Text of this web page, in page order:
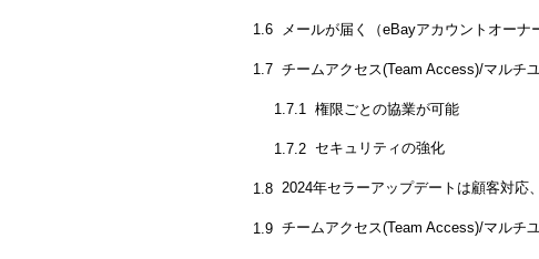
1.6 メールが届く（eBayアカウントオーナ
1.7 チームアクセス(Team Access)/マルチ
1.7.1 権限ごとの協業が可能
1.7.2 セキュリティの強化
1.8 2024年セラーアップデートは顧客対応
1.9 チームアクセス(Team Access)/マルチ